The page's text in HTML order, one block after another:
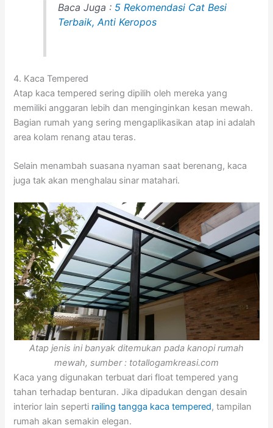
Baca Juga : 5 Rekomendasi Cat Besi
Terbaik, Anti Keropos
4. Kaca Tempered
Atap kaca tempered sering dipilih oleh mereka yang
memiliki anggaran lebih dan menginginkan kesan mewah.
Bagian rumah yang sering mengaplikasikan atap ini adalah
area kolam renang atau teras.
Selain menambah suasana nyaman saat berenang, kaca
juga tak akan menghalau sinar matahari.
Atap jenis ini banyak ditemukan pada kanopi rumah
mewah, sumber : totallogamkreasi.com
Kaca yang digunakan terbuat dari float tempered yang
tahan terhadap benturan. Jika dipadukan dengan desain
interior lain seperti railing tangga kaca tempered, tampilan
rumah akan semakin elegan.